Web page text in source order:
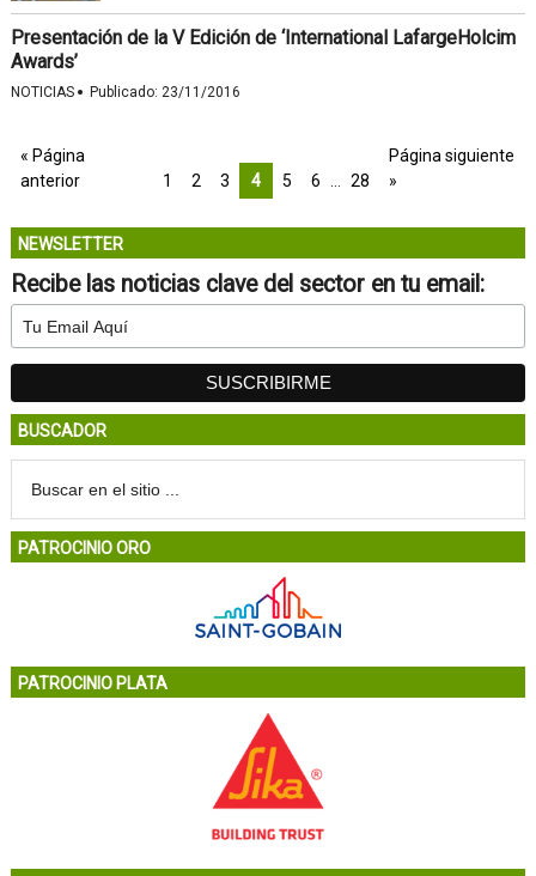
Presentación de la V Edición de ‘International LafargeHolcim
Awards’
NOTICIAS · Publicado: 23/11/2016
« Página
anterior
1 2 3 4 5 6 28
Página siguiente
»
NEWSLETTER
Recibe las noticias clave del sector en tu email:
BUSCADOR
PATROCINIO ORO
PATROCINIO PLATA